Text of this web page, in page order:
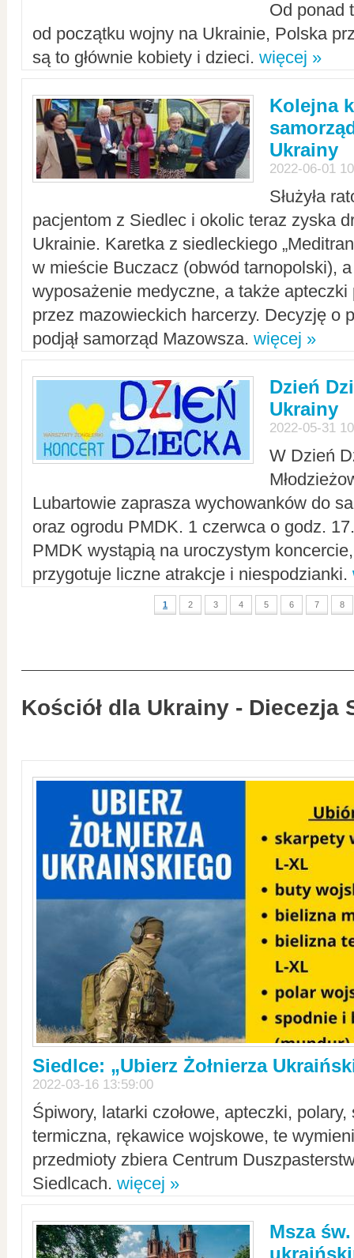
Od ponad
od początku wojny na Ukrainie, Polska
są to głównie kobiety i dzieci. więcej »
Kolejna
Ukrainy
2022-06-01
Służyła
pacjentom z Siedlec i okolic teraz zyska
Ukrainie. Karetka z siedleckiego
w mieście Buczacz (obwód tarnopolski),
wyposażenie medyczne, a także apteczki
przez mazowieckich harcerzy. Decyzję o
podjął samorząd Mazowsza. więcej »
Dzień
Ukrainy
2022-05-31
W Dzień
Lubartowie zaprasza wychowanków do
oraz ogrodu PMDK. 1 czerwca o godz.
PMDK wystąpią na uroczystym
przygotuje liczne atrakcje i niespodzianki.
1 2 3 4 5 6 7 8
Kościół dla Ukrainy - Diecezja
Siedlce: „Ubierz Żołnierza
2022-03-16 13:59:00
Śpiwory, latarki czołowe, apteczki,
termiczna, rękawice wojskowe, te
przedmioty zbiera Centrum
Siedlcach. więcej »
Msza